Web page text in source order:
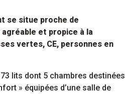
se situe proche de
et propice à la
vertes, CE, personnes en
lits dont 5 chambres destinées
» équipées d’une salle de